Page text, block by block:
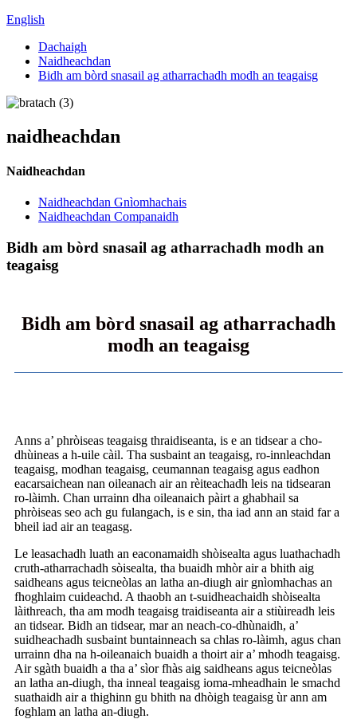
English
Dachaigh
Naidheachdan
Bidh am bòrd snasail ag atharrachadh modh an teagaisg
naidheachdan
Naidheachdan
Naidheachdan Gnìomhachais
Naidheachdan Companaidh
Bidh am bòrd snasail ag atharrachadh modh an
teagaisg
Bidh am bòrd snasail ag atharrachadh
modh an teagaisg
Anns a’ phròiseas teagaisg thraidiseanta, is e an tidsear a cho-
dhùineas a h-uile càil. Tha susbaint an teagaisg, ro-innleachdan
teagaisg, modhan teagaisg, ceumannan teagaisg agus eadhon
eacarsaichean nan oileanach air an rèiteachadh leis na tidsearan
ro-làimh. Chan urrainn dha oileanaich pàirt a ghabhail sa
phròiseas seo ach gu fulangach, is e sin, tha iad ann an staid far a
bheil iad air an teagasg.
Le leasachadh luath an eaconamaidh shòisealta agus luathachadh
cruth-atharrachadh sòisealta, tha buaidh mhòr air a bhith aig
saidheans agus teicneòlas an latha an-diugh air gnìomhachas an
fhoghlaim cuideachd. A thaobh an t-suidheachaidh shòisealta
làithreach, tha am modh teagaisg traidiseanta air a stiùireadh leis
an tidsear. Bidh an tidsear, mar an neach-co-dhùnaidh, a’
suidheachadh susbaint buntainneach sa chlas ro-làimh, agus chan
urrainn dha na h-oileanaich buaidh a thoirt air a’ mhodh teagaisg.
Air sgàth buaidh a tha a’ sìor fhàs aig saidheans agus teicneòlas
an latha an-diugh, tha inneal teagaisg ioma-mheadhain le smachd
suathaidh air a thighinn gu bhith na dhòigh teagaisg ùr ann am
foghlam an latha an-diugh.